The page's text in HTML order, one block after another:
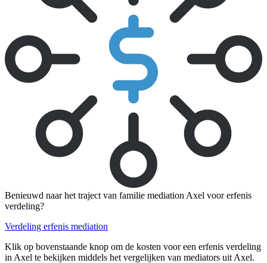
Benieuwd naar het traject van familie mediation Axel voor erfenis
verdeling?
Verdeling erfenis mediation
Klik op bovenstaande knop om de kosten voor een erfenis verdeling
in Axel te bekijken middels het vergelijken van mediators uit Axel.